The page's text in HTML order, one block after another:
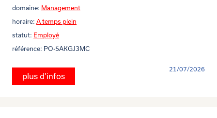
domaine: Management
horaire: A temps plein
statut: Employé
référence: PO-5AKGJ3MC
21/07/2026
plus d'infos